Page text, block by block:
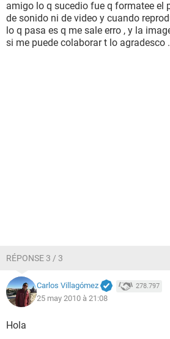
amigo lo q sucedio fue q formatee el
de sonido ni de video y cuando
lo q pasa es q me sale erro , y la
si me puede colaborar t lo agradesco
RÉPONSE 3 / 3
Carlos Villagómez 278.797
25 may 2010 à 21:08
Hola